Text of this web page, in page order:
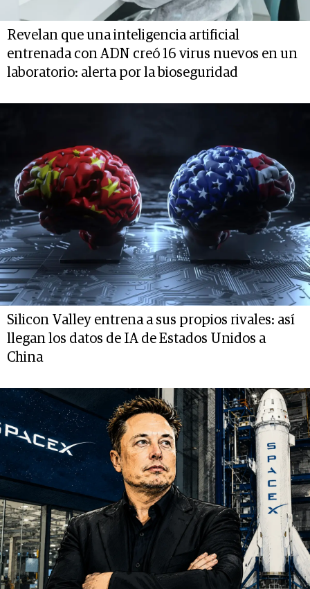
Revelan que una inteligencia artificial
entrenada con ADN creó 16 virus nuevos en un
laboratorio: alerta por la bioseguridad
Silicon Valley entrena a sus propios rivales: así
llegan los datos de IA de Estados Unidos a
China